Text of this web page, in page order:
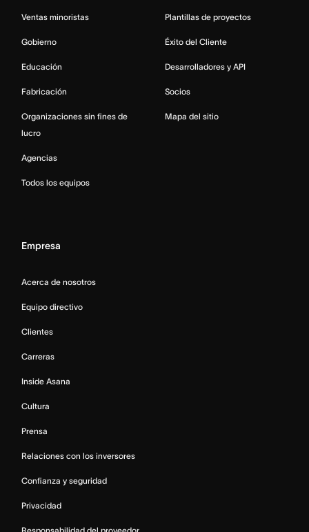
Ventas minoristas
Gobierno
Educación
Fabricación
Organizaciones sin fines de
lucro
Agencias
Todos los equipos
Plantillas de proyectos
Éxito del Cliente
Desarrolladores y API
Socios
Mapa del sitio
Empresa
Acerca de nosotros
Equipo directivo
Clientes
Carreras
Inside Asana
Cultura
Prensa
Relaciones con los inversores
Confianza y seguridad
Privacidad
Responsabilidad del proveedor